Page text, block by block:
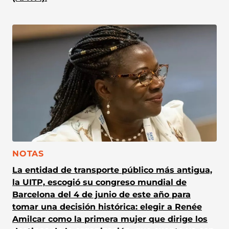
CATEGORÍA:
NOTAS
La entidad de transporte público más antigua,
la UITP, escogió su congreso mundial de
Barcelona del 4 de junio de este año para
tomar una decisión histórica: elegir a Renée
Amilcar como la primera mujer que dirige los